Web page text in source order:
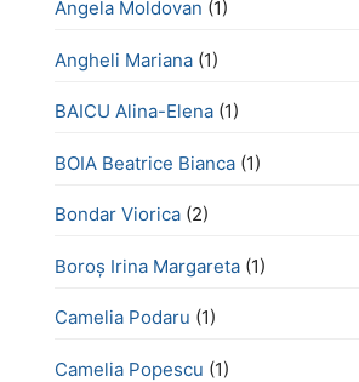
Angela Moldovan (1)
Angheli Mariana (1)
BAICU Alina-Elena (1)
BOIA Beatrice Bianca (1)
Bondar Viorica (2)
Boroş Irina Margareta (1)
Camelia Podaru (1)
Camelia Popescu (1)